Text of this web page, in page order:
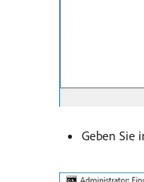
Geben Sie